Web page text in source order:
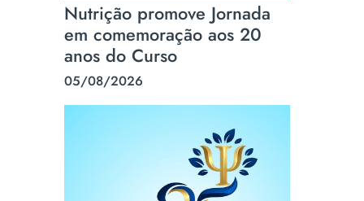
Nutrição promove Jornada
em comemoração aos 20
anos do Curso
05/08/2026